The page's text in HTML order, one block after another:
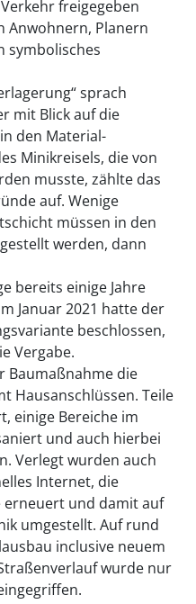
freigegeben
Anwohnern, Planern
symbolisches
sprach
mit Blick auf die
den Material-
Minikreisels, die von
musste, zählte das
auf. Wenige
müssen in den
werden, dann
bereits einige Jahre
Januar 2021 hatte der
beschlossen,
Vergabe.
Baumaßnahme die
Hausanschlüssen. Teile
einige Bereiche im
und auch hierbei
Verlegt wurden auch
Internet, die
und damit auf
umgestellt. Auf rund
inclusive neuem
wurde nur